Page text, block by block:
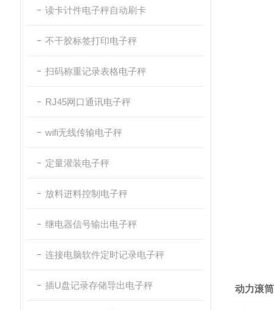
读卡计件电子秤自动刷卡
不干胶标签打印电子秤
扫码称重记录表格电子秤
RJ45网口通讯电子秤
wifi无线传输电子秤
定量灌装电子秤
放料进料控制电子秤
继电器信号输出电子秤
连接电脑软件定时记录电子秤
插U盘记录存储导出电子秤 动力滚